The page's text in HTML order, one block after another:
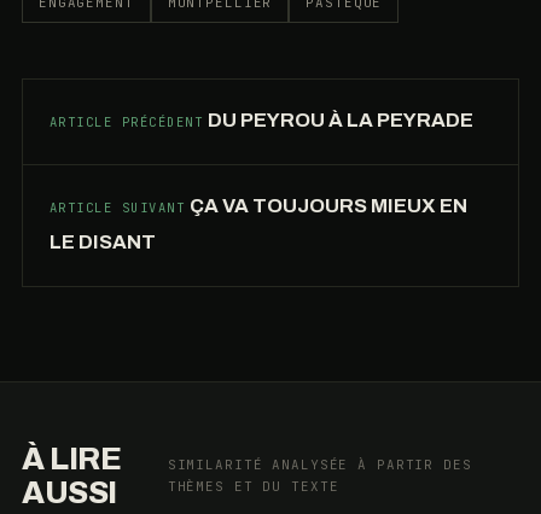
ARTICLE PRÉCÉDENT DU PEYROU À LA PEYRADE
ARTICLE SUIVANT ÇA VA TOUJOURS MIEUX EN
LE DISANT
À LIRE
AUSSI
SIMILARITÉ ANALYSÉE À PARTIR DES
THÈMES ET DU TEXTE
POLITIQUE,
PARTICIPATION
GOUVERNEMENTALE
96%
GAËTAN
GORCE
80%
DE
DE
MASSE
70%